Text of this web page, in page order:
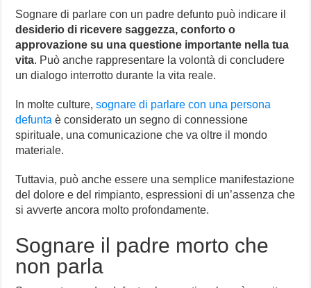
Sognare di parlare con un padre defunto può indicare il
desiderio di ricevere saggezza, conforto o
approvazione su una questione importante nella tua
vita. Può anche rappresentare la volontà di concludere
un dialogo interrotto durante la vita reale.
In molte culture,sognare di parlare con una persona
defunta è considerato un segno di connessione
spirituale, una comunicazione che va oltre il mondo
materiale.
Tuttavia, può anche essere una semplice manifestazione
del dolore e del rimpianto, espressioni di un’assenza che
si avverte ancora molto profondamente.
Sognare il padre morto che
non parla